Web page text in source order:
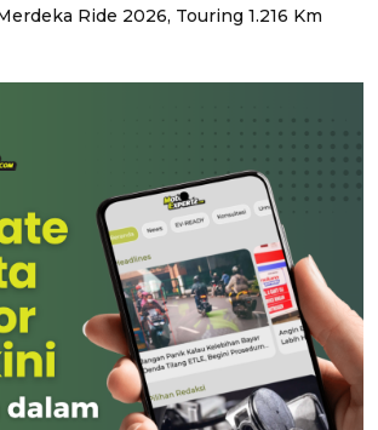
Ride 2026, Touring 1.216 Km